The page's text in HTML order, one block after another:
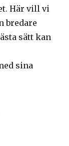
Här vill vi
bredare
sätt kan
sina